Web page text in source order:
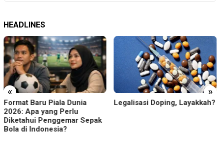
HEADLINES
« »
Dunia
Perlu
Sepak
Legalisasi Doping, Layakkah?
Waspada